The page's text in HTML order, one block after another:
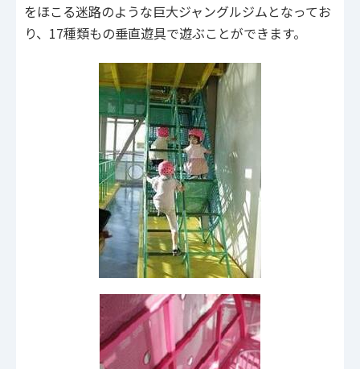
をほこる迷路のような巨大ジャングルジムとなってお
り、17種類もの垂直遊具で遊ぶことができます。